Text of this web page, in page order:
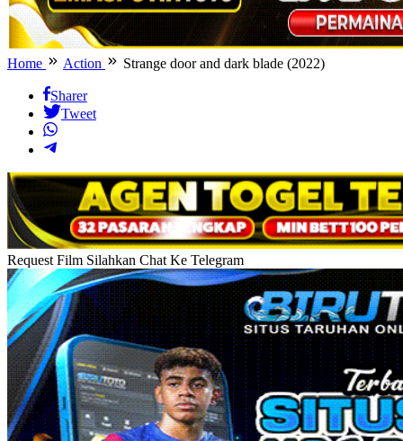
Home Action Strange door and dark blade (2022)
Sharer
Tweet
Request Film Silahkan Chat Ke Telegram